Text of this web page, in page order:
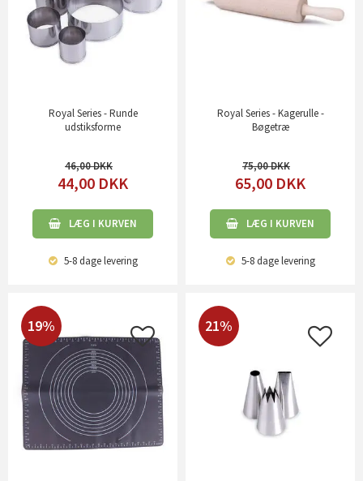
Royal Series - Runde
udstiksforme
46,00
44,00 DKK
LÆG I KURVEN
5-8 dagelevering
Royal Series - Kagerulle -
Bøgetræ
75,00
65,00 DKK
LÆG I KURVEN
5-8 dagelevering
19% 21%